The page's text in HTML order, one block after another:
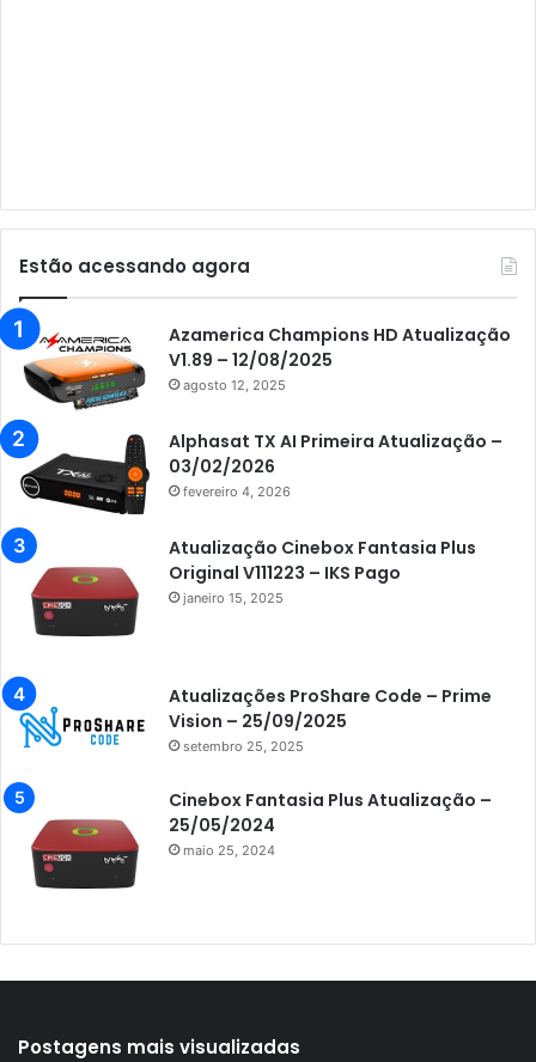
Audisat K10 Urus
Audisat K20 Huracan
Audisat K30 Aventador
Azamerica
Azamerica Beats
Azamerica Champions
Azamerica Champions IPTV
Azamerica Extremo IPTV
Azamerica F92 Plus
Azamerica Gold
Azamerica i7 IPTV
Azamerica King
Azamerica King GX PRO
Azamerica King IPTV
Azamerica Mobi
Azamerica S1005
Estão acessando agora
Azamerica Champions HD Atualização
V1.89 – 12/08/2025
agosto 12, 2025
Alphasat TX AI Primeira Atualização –
03/02/2026
fevereiro 4, 2026
Atualização Cinebox Fantasia Plus
Original V111223 – IKS Pago
janeiro 15, 2025
Atualizações ProShare Code – Prime
Vision – 25/09/2025
setembro 25, 2025
Cinebox Fantasia Plus Atualização –
25/05/2024
maio 25, 2024
Postagens mais visualizadas